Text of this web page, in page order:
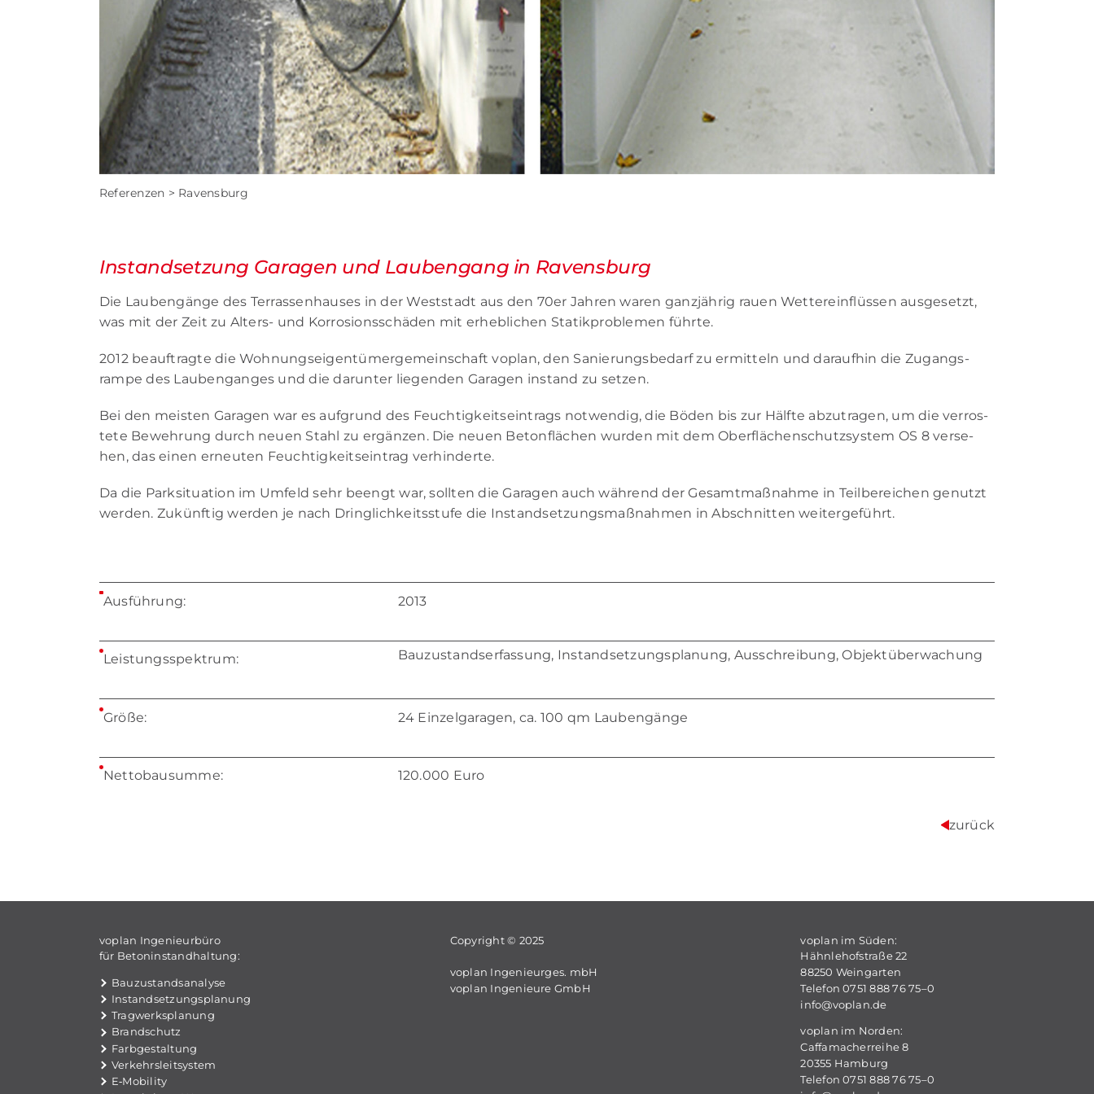
Re­fe­ren­zen > Ra­vens­burg
In­stand­set­zung Ga­ra­gen und Lau­ben­gang in Ra­vens­burg
Die Lau­ben­gän­ge des Ter­ras­sen­hau­ses in der West­stadt aus den 70er Jah­ren wa­ren ganz­jäh­rig rau­en Wet­ter­ein­flüs­sen aus­ge­setzt,
was mit der Zeit zu Al­ters- und Kor­ro­si­ons­schä­den mit er­heb­li­chen Sta­tik­pro­ble­men führ­te.
2012 be­auf­trag­te die Woh­nungs­ei­gen­tü­mer­ge­mein­schaft vo­plan, den Sa­nie­rungs­be­darf zu er­mit­teln und dar­auf­hin die Zu­gangs­
ram­pe des Lau­ben­gan­ges und die dar­un­ter lie­gen­den Ga­ra­gen in­stand zu set­zen.
Bei den meis­ten Ga­ra­gen war es auf­grund des Feuch­tig­keits­ein­trags not­wen­dig, die Bö­den bis zur Hälf­te ab­zu­tra­gen, um die ver­ros­
te­te Be­weh­rung durch neu­en Stahl zu er­gän­zen. Die neu­en Be­ton­flä­chen wur­den mit dem Ober­flä­chen­schutz­sys­tem OS 8 ver­se­
hen, das ei­nen er­neu­ten Feuch­tig­keits­ein­trag ver­hin­der­te.
Da die Park­si­tua­ti­on im Um­feld sehr be­engt war, soll­ten die Ga­ra­gen auch wäh­rend der Ge­samt­maß­nah­me in Teil­be­rei­chen ge­nutzt
wer­den. Zu­künf­tig wer­den je nach Dring­lich­keits­stu­fe die In­stand­set­zungs­maß­nah­men in Ab­schnit­ten wei­ter­ge­führt.
Aus­füh­rung: 2013
Leis­tungs­spek­trum: Bau­zu­stands­er­fas­sung, In­stand­set­zungs­pla­nung, Aus­schrei­bung,Ob­jekt­ü­ber­wa­chung
Grö­ße: 24 Ein­zel­ga­ra­gen, ca. 100 qm Lau­ben­gän­ge
Net­to­bau­sum­me: 120.000 Euro
zurück
voplan Ingenieurbüro
für Betoninstandhaltung:
Bau­zu­stands­ana­ly­se
In­stand­set­zungs­pla­nung
Trag­werks­pla­nung
Brand­schutz
Farb­ge­stal­tung
Ver­kehrs­leit­sys­tem
E‑Mobility
Co­py­right © 2025
vo­plan In­ge­nieur­ges. mbH
vo­plan In­ge­nieu­re GmbH
vo­plan im Sü­den:
Hähn­le­hof­stra­ße 22
88250 Wein­gar­ten
Te­le­fon 0751 888 76 75–0
info@​voplan.​de
vo­plan im Nor­den:
Caf­fa­ma­cher­rei­he 8
20355 Ham­burg
Te­le­fon 0751 888 76 75–0